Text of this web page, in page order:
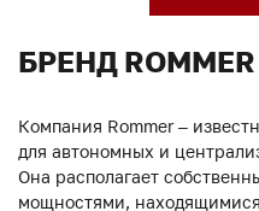
БРЕНД ROMMER
Компания Rommer –
для автономных и
Она располагает
мощностями,